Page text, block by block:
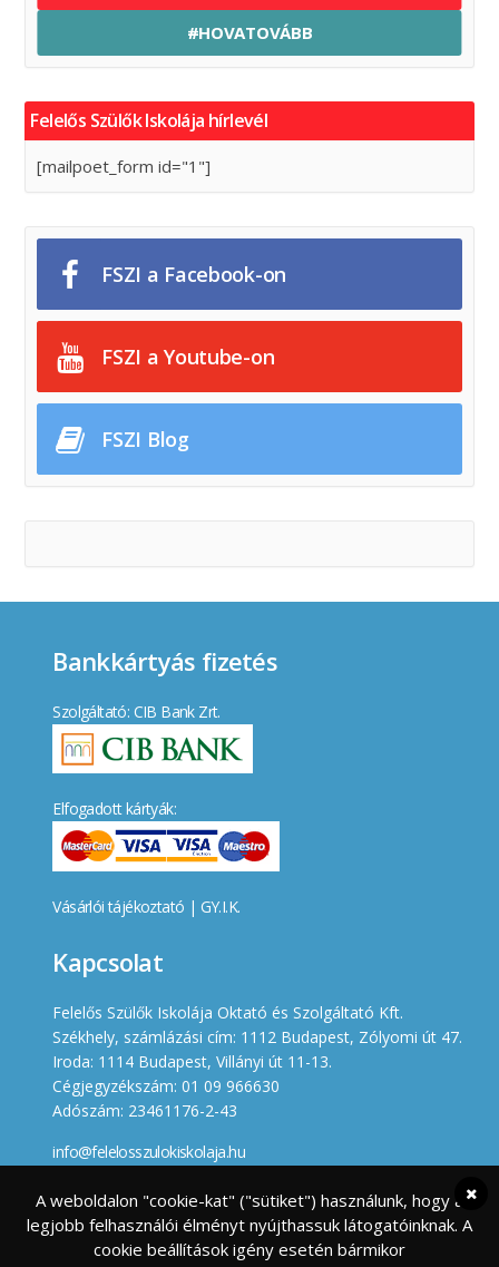
#HOVATOVÁBB
Felelős Szülők Iskolája hírlevél
[mailpoet_form id="1"]
FSZI a Facebook-on
FSZI a Youtube-on
FSZI Blog
Bankkártyás fizetés
Szolgáltató: CIB Bank Zrt.
Elfogadott kártyák:
Vásárlói tájékoztató | GY.I.K.
Kapcsolat
Felelős Szülők Iskolája Oktató és Szolgáltató Kft.
Székhely, számlázási cím: 1112 Budapest, Zólyomi út 47.
Iroda: 1114 Budapest, Villányi út 11-13.
Cégjegyzékszám: 01 09 966630
Adószám: 23461176-2-43
info@felelosszulokiskolaja.hu
A weboldalon "cookie-kat" ("sütiket") használunk, hogy a
legjobb felhasználói élményt nyújthassuk látogatóinknak. A
cookie beállítások igény esetén bármikor